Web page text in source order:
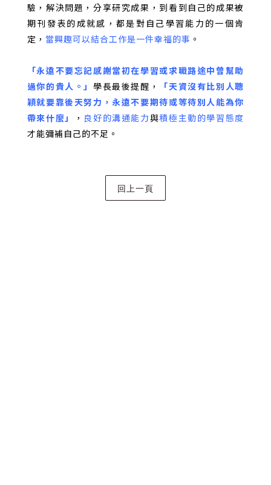
驗，解決問題，分享研究成果，到看到自己的成果被
期刊發表的成就感，都是對自己學習能力的一個肯
定， 當興趣可以結合工作是一件幸福的事 。
「永遠不要忘記感謝當初在學習或求職路途中曾幫助
過你的貴人。」 學長最後提醒，
「天資沒有比別人聰
穎就要靠後天努力，永遠不要期待或等待別人能為你
帶來什麼」
， 良好的溝通能力與積極主動的學習態度
才能彌補自己的不足。